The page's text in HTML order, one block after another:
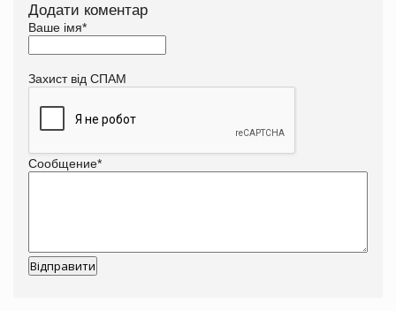
Додати коментар
Ваше імя*
Захист від СПАМ
Сообщение*